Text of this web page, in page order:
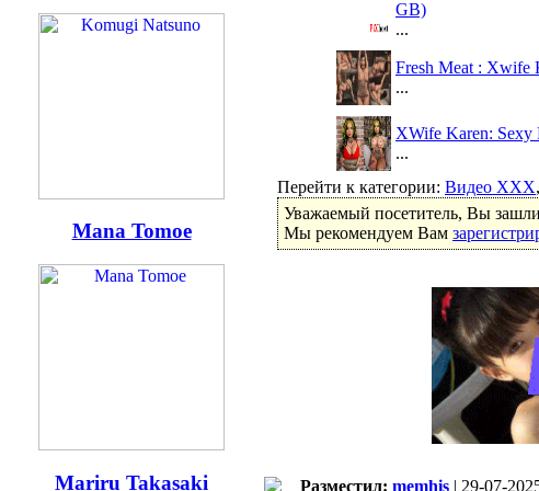
Mana Tomoe
Mariru Takasaki
GB)
...
Fresh Meat : Xwife
...
XWife Karen: Sexy
...
Перейти к категории: Видео ХХХ,
Уважаемый посетитель, Вы зашли
Мы рекомендуем Вам
Разместил: memhis | 29-07-